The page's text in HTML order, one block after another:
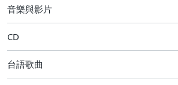
音樂與影片
CD
台語歌曲